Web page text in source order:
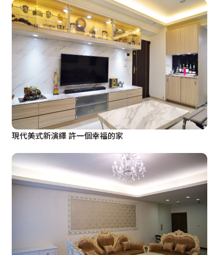
現代美式新演繹 許一個幸福的家